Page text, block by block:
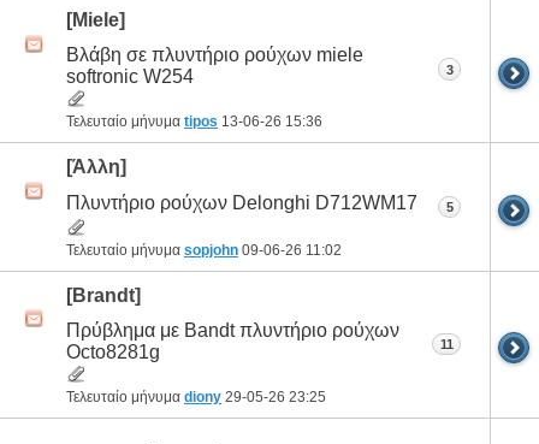
[Miele]
Βλάβη σε πλυντήριο ρούχων miele
softronic W254
Τελευταίο μήνυμα tipos 13-06-26 15:36
3
[Άλλη]
Πλυντήριο ρούχων Delonghi D712WM17
Τελευταίο μήνυμα sopjohn 09-06-26 11:02
5
[Brandt]
Πρύβλημα με Bandt πλυντήριο ρούχων
Octo8281g
Τελευταίο μήνυμα diony 29-05-26 23:25
11